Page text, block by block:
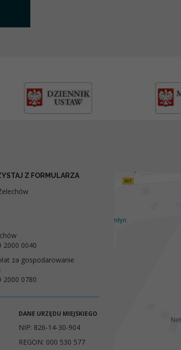
Z FORMULARZA
2000 0040
za gospodarowanie
2000 0780
DANE URZĘDU MIEJSKIEGO
NIP: 826-14-30-904
REGON: 000 530 577